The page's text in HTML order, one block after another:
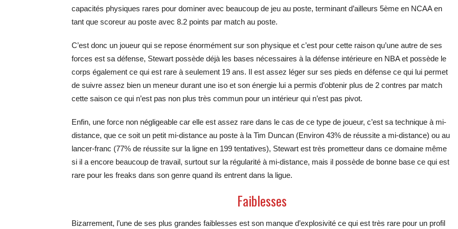
capacités physiques rares pour dominer avec beaucoup de jeu au poste, terminant d’ailleurs 5ème en NCAA en
tant que scoreur au poste avec 8.2 points par match au poste.
C’est donc un joueur qui se repose énormément sur son physique et c’est pour cette raison qu’une autre de ses
forces est sa défense, Stewart possède déjà les bases nécessaires à la défense intérieure en NBA et possède le
corps également ce qui est rare à seulement 19 ans. Il est assez léger sur ses pieds en défense ce qui lui permet
de suivre assez bien un meneur durant une iso et son énergie lui a permis d’obtenir plus de 2 contres par match
cette saison ce qui n’est pas non plus très commun pour un intérieur qui n’est pas pivot.
Enfin, une force non négligeable car elle est assez rare dans le cas de ce type de joueur, c’est sa technique à mi-
distance, que ce soit un petit mi-distance au poste à la Tim Duncan (Environ 43% de réussite a mi-distance) ou au
lancer-franc (77% de réussite sur la ligne en 199 tentatives), Stewart est très prometteur dans ce domaine même
si il a encore beaucoup de travail, surtout sur la régularité à mi-distance, mais il possède de bonne base ce qui est
rare pour les freaks dans son genre quand ils entrent dans la ligue.
Faiblesses
Bizarrement, l’une de ses plus grandes faiblesses est son manque d’explosivité ce qui est très rare pour un profil